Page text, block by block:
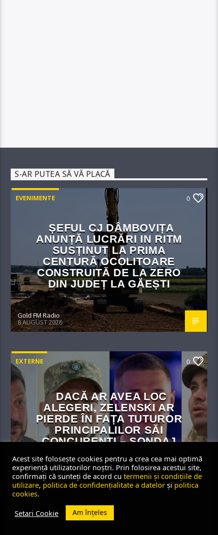
S-AR PUTEA SĂ VĂ PLACĂ
EVENIMENTE 0
ȘEFUL CJ DÂMBOVIȚA
ANUNȚĂ LUCRĂRI IN RITM
SUSȚINUT LA PRIMA
CENTURĂ OCOLITOARE
CONSTRUITĂ DE LA ZERO
DIN JUDEȚ LA GĂEȘTI
Gold FM Radio
8 AUGUST 2026
EXTERNE 0
DACĂ AR AVEA LOC
ALEGERI, ZELENSKI AR
PIERDE ÎN FAȚA TUTUROR
PRINCIPALILOR SĂI
CONCURENȚI – SONDAJ
Gold FM Radio
8 AUGUST 2026
Acest site folosește cookies pentru a crea cea mai optimă
experiență utilizatorilor noștri. Prin folosirea acestui site,
confirmați că sunteți de acord cu termenii și condițiile de
utilizare, politica de confidențialitate a datelor și politica
cookies.
Setari Cookie
Am înțeles